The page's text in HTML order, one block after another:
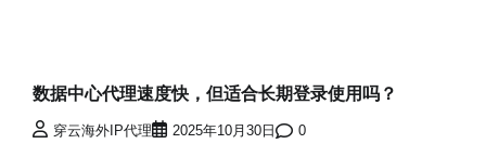
数据中心代理速度快，但适合长期登录使用吗？
穿云海外IP代理 2025年10月30日 0